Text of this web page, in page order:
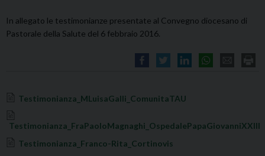
In allegato le testimonianze presentate al Convegno diocesano di
Pastorale della Salute del 6 febbraio 2016.
Testimonianza_MLuisaGalli_ComunitaTAU
Testimonianza_FraPaoloMagnaghi_OspedalePapaGiovanniXXIII
Testimonianza_Franco-Rita_Cortinovis